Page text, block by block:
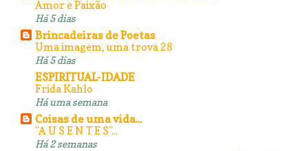
Amor e Paixão
Há 5 dias
Brincadeiras de Poetas
Uma imagem, uma trova 28
Há 5 dias
ESPIRITUAL-IDADE
Frida Kahlo
Há uma semana
Coisas de uma vida...
"A U S E N T E S"...
Há 2 semanas